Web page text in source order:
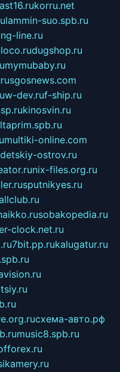
korru.net
lammin-suo.spb.ru
line.ru
dugshop.ru
mymubaby.ru
rusgosnews.com
w-dev.ruf-ship.ru
kinosvin.ru
multiki-online.com
detskiy-ostrov.ru
nix-files.org.ru
sputnikyes.ru
sobakopedia.ru
clock.net.ru
7bit.pp.rukalugatur.ru
схема-авто.рф
music8.spb.ru